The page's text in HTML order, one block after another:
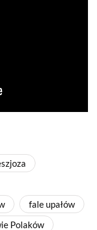
fale upałów
Polaków